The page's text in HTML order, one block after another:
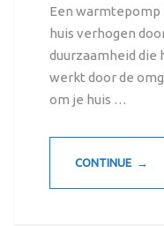
Een warmtepomp
huis verhogen
duurzaamheid die
werkt door de
om je huis …
CONTINUE →